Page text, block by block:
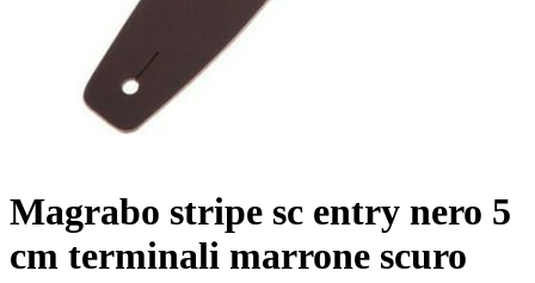
Magrabo stripe sc entry nero 5
cm terminali marrone scuro